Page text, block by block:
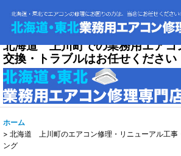
北海道 上川町での業務用エアコ
交換・トラブルはお任せください
ホーム
> 北海道 上川町のエアコン修理・リニューアル工事
ング